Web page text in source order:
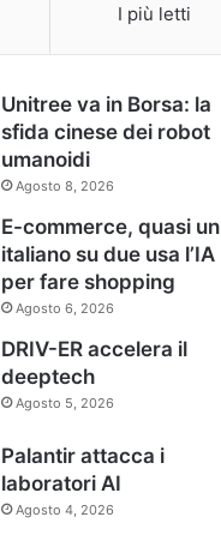
I più letti
Unitree va in Borsa: la
sfida cinese dei robot
umanoidi
Agosto 8, 2026
E-commerce, quasi un
italiano su due usa l’IA
per fare shopping
Agosto 6, 2026
DRIV-ER accelera il
deeptech
Agosto 5, 2026
Palantir attacca i
laboratori AI
Agosto 4, 2026